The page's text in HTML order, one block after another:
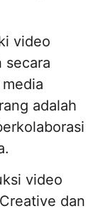
video
secara
adalah
video
dan